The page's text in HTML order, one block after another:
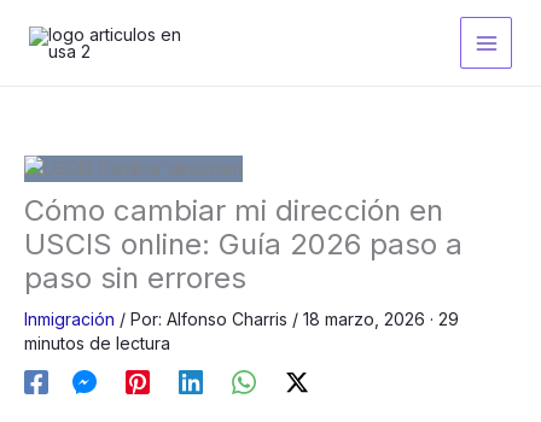
contenido
Cómo cambiar mi dirección en
USCIS online: Guía 2026 paso a
paso sin errores
Inmigración / Por: Alfonso Charris / 18 marzo, 2026 · 29
minutos de lectura